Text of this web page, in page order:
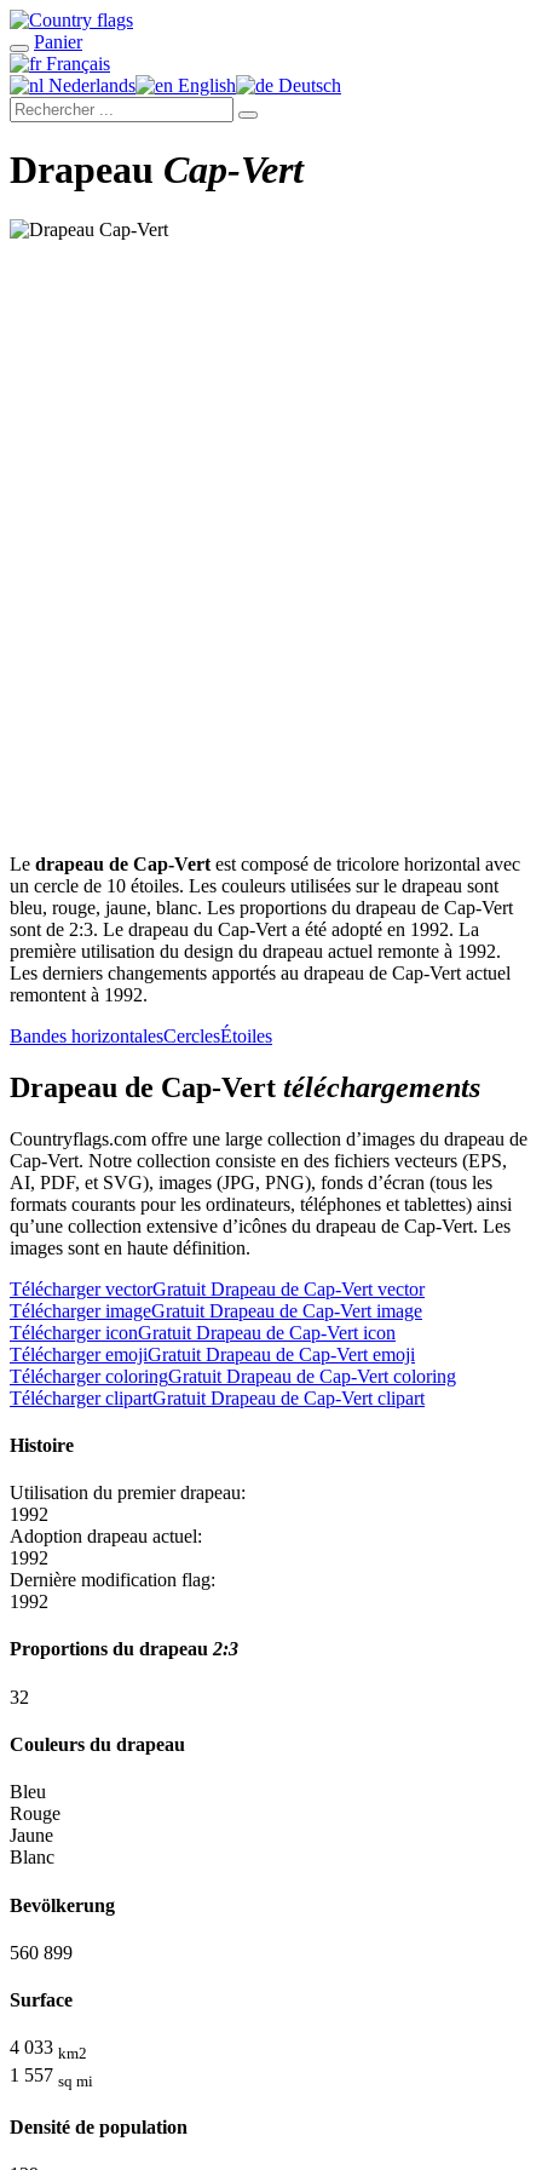
Panier
Français
Nederlands
English Deutsch
Drapeau Cap-Vert
Le drapeau de Cap-Vert est composé de tricolore horizontal avec
un cercle de 10 étoiles. Les couleurs utilisées sur le drapeau sont
bleu, rouge, jaune, blanc. Les proportions du drapeau de Cap-Vert
sont de 2:3. Le drapeau du Cap-Vert a été adopté en 1992. La
première utilisation du design du drapeau actuel remonte à 1992.
Les derniers changements apportés au drapeau de Cap-Vert actuel
remontent à 1992.
Bandes horizontalesCerclesÉtoiles
Drapeau de Cap-Vert téléchargements
Countryflags.com offre une large collection d’images du drapeau de
Cap-Vert. Notre collection consiste en des fichiers vecteurs (EPS,
AI, PDF, et SVG), images (JPG, PNG), fonds d’écran (tous les
formats courants pour les ordinateurs, téléphones et tablettes) ainsi
qu’une collection extensive d’icônes du drapeau de Cap-Vert. Les
images sont en haute définition.
Télécharger vectorGratuit Drapeau de Cap-Vert vector
Télécharger imageGratuit Drapeau de Cap-Vert image
Télécharger iconGratuit Drapeau de Cap-Vert icon
Télécharger emojiGratuit Drapeau de Cap-Vert emoji
Télécharger coloringGratuit Drapeau de Cap-Vert coloring
Télécharger clipartGratuit Drapeau de Cap-Vert clipart
Histoire
Utilisation du premier drapeau:
1992
Adoption drapeau actuel:
1992
Dernière modification flag:
1992
Proportions du drapeau2:3
32
Couleurs du drapeau
Bleu
Rouge
Jaune
Blanc
Bevölkerung
560 899
Surface
4 033 km2
1 557 sq mi
Densité de population